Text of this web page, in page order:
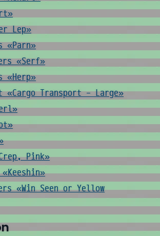
Lep»
«Parn»
«Serf»
«Herp»
«Cargo Transport - Large»
Pink»
«Win Seen or Yellow